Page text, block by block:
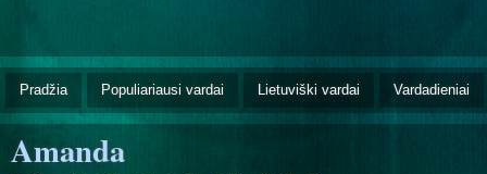
Pradžia Populiariausi vardai Lietuviški vardai Vardadieniai
Amanda